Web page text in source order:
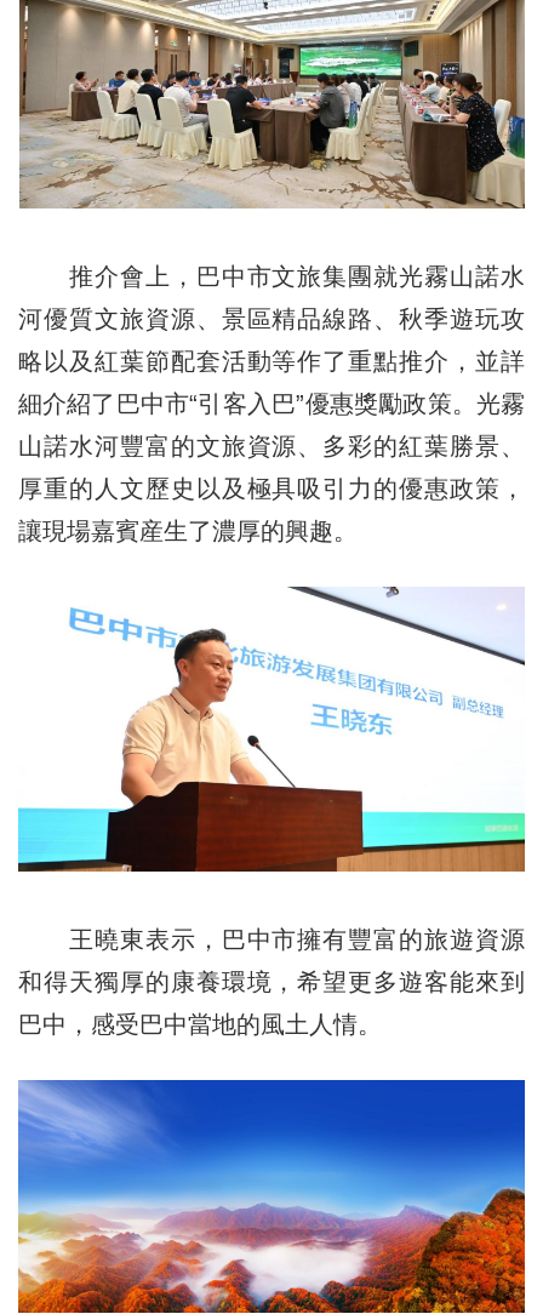
推介會上，巴中市文旅集團就光霧山諾水
河優質文旅資源、景區精品線路、秋季遊玩攻
略以及紅葉節配套活動等作了重點推介，並詳
細介紹了巴中市“引客入巴”優惠獎勵政策。光霧
山諾水河豐富的文旅資源、多彩的紅葉勝景、
厚重的人文歷史以及極具吸引力的優惠政策，
讓現場嘉賓産生了濃厚的興趣。
王曉東表示，巴中市擁有豐富的旅遊資源
和得天獨厚的康養環境，希望更多遊客能來到
巴中，感受巴中當地的風土人情。